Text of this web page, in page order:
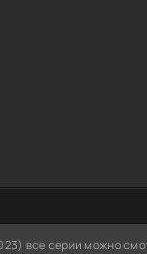
все серии можно